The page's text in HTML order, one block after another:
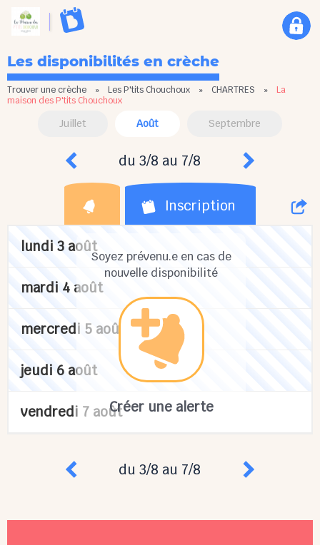
Les disponibilités en crèche
Trouver une crèche » Les P'tits Chouchoux » CHARTRES » La
maison des P'tits Chouchoux
Juillet Août Septembre
du 3/8 au 7/8
Inscription
Soyez prévenu.e en cas de
nouvelle disponibilité
Créer une alerte
lundi 3 août
mardi 4 août
mercredi 5 août
jeudi 6 août
vendredi 7 août
du 3/8 au 7/8